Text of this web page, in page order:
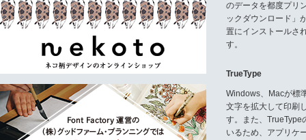
のデータを都度プリ
ックダウンロード」
置にインストールさ
す。
TrueType
Windows、Macが標
文字を拡大して印刷
す。また、TrueType
いるため、アプリケ